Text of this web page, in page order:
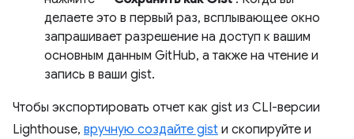
делаете это в первый раз, всплывающее окно
запрашивает разрешение на доступ к вашим
основным данным GitHub, а также на чтение и
запись в ваши gist.
Чтобы экспортировать отчет как gist из CLI-версии
Lighthouse, вручную создайте gist и скопируйте и